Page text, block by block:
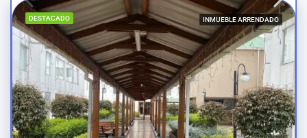
DESTACADO INMUEBLE ARRENDADO